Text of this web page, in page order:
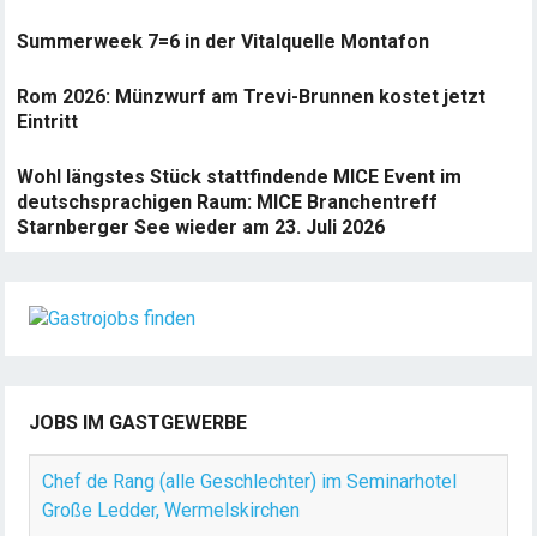
Summerweek 7=6 in der Vitalquelle Montafon
Rom 2026: Münzwurf am Trevi-Brunnen kostet jetzt
Eintritt
Wohl längstes Stück stattfindende MICE Event im
deutschsprachigen Raum: MICE Branchentreff
Starnberger See wieder am 23. Juli 2026
JOBS IM GASTGEWERBE
Chef de Rang (alle Geschlechter) im Seminarhotel
Große Ledder, Wermelskirchen